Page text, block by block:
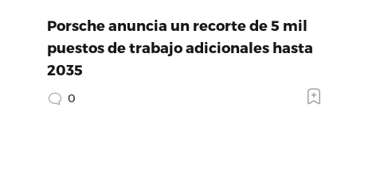
Porsche anuncia un recorte de 5 mil
puestos de trabajo adicionales hasta
2035
0